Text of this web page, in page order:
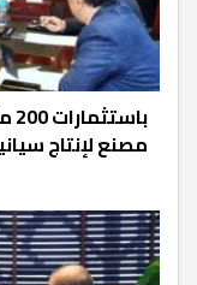
مصنع لإنتاج